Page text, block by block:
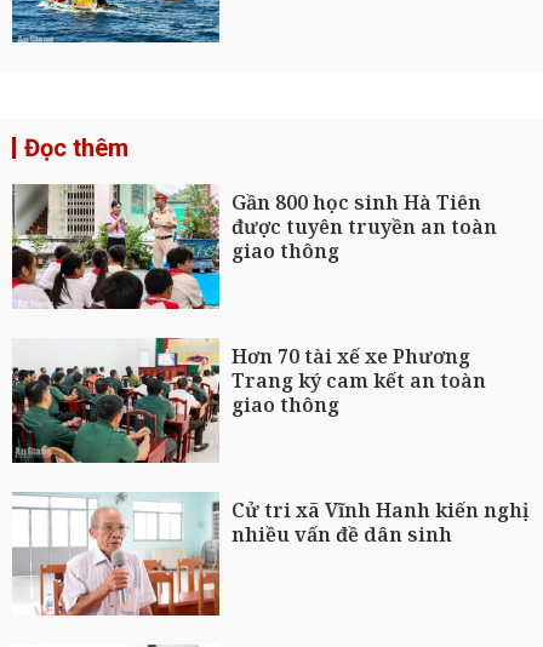
Đọc thêm
Gần 800 học sinh Hà Tiên
được tuyên truyền an toàn
giao thông
Hơn 70 tài xế xe Phương
Trang ký cam kết an toàn
giao thông
Cử tri xã Vĩnh Hanh kiến nghị
nhiều vấn đề dân sinh